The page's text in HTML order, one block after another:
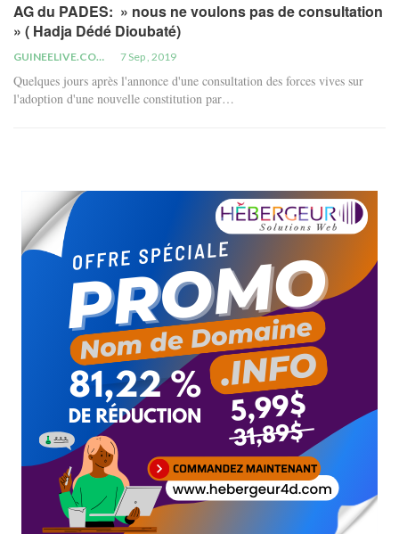
AG du PADES: » nous ne voulons pas de consultation
» ( Hadja Dédé Dioubaté)
GUINEELIVE.COM 7 Sep , 2019
Quelques jours après l'annonce d'une consultation des forces vives sur
l'adoption d'une nouvelle constitution par…